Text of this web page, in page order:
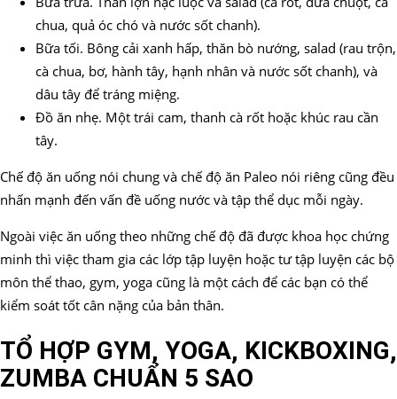
chua, quả óc chó và nước sốt chanh).
Bữa tối. Bông cải xanh hấp, thăn bò nướng, salad (rau trộn,
cà chua, bơ, hành tây, hạnh nhân và nước sốt chanh), và
dâu tây để tráng miệng.
Đồ ăn nhẹ. Một trái cam, thanh cà rốt hoặc khúc rau cần
tây.
Chế độ ăn uống nói chung và chế độ ăn Paleo nói riêng cũng đều
nhấn mạnh đến vấn đề uống nước và tập thể dục mỗi ngày.
Ngoài việc ăn uống theo những chế độ đã được khoa học chứng
minh thì việc tham gia các lớp tập luyện hoặc tư tập luyện các bộ
môn thể thao, gym, yoga cũng là một cách để các bạn có thể
kiểm soát tốt cân nặng của bản thân.
TỔ HỢP GYM, YOGA, KICKBOXING,
ZUMBA CHUẨN 5 SAO